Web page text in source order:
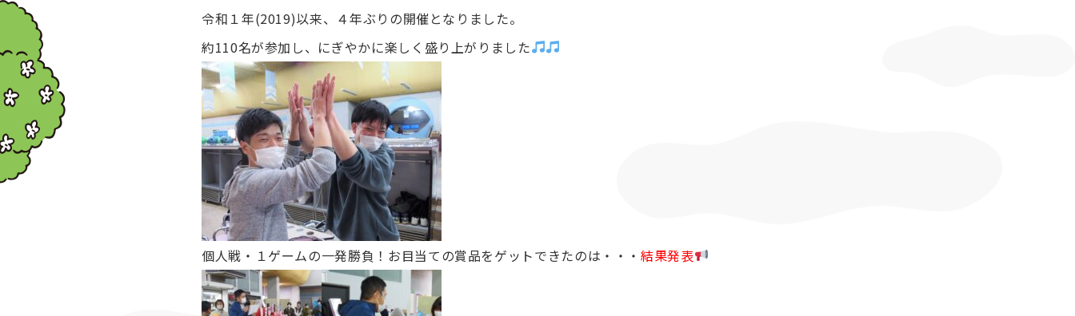
令和１年(2019)以来、４年ぶりの開催となりました。
約110名が参加し、にぎやかに楽しく盛り上がりました
個人戦・１ゲームの一発勝負！お目当ての賞品をゲットできたのは・・・結果発表